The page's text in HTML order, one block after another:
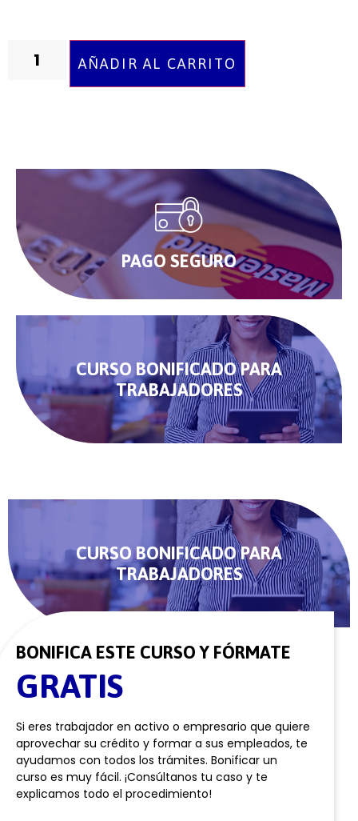
AÑADIR AL CARRITO
PAGO SEGURO
CURSO BONIFICADO PARA
TRABAJADORES
CURSO BONIFICADO PARA
TRABAJADORES
BONIFICA ESTE CURSO Y FÓRMATE
GRATIS
Si eres trabajador en activo o empresario que quiere
aprovechar su crédito y formar a sus empleados, te
ayudamos con todos los trámites. Bonificar un
curso es muy fácil. ¡Consúltanos tu caso y te
explicamos todo el procedimiento!